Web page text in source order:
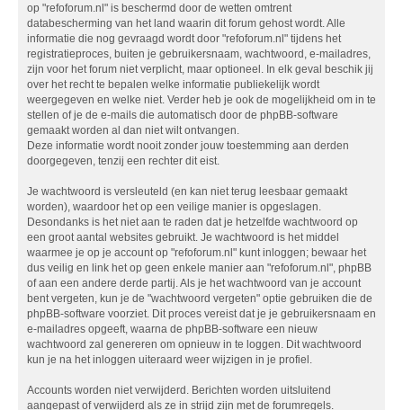
op "refoforum.nl" is beschermd door de wetten omtrent
databescherming van het land waarin dit forum gehost wordt. Alle
informatie die nog gevraagd wordt door "refoforum.nl" tijdens het
registratieproces, buiten je gebruikersnaam, wachtwoord, e-mailadres,
zijn voor het forum niet verplicht, maar optioneel. In elk geval beschik jij
over het recht te bepalen welke informatie publiekelijk wordt
weergegeven en welke niet. Verder heb je ook de mogelijkheid om in te
stellen of je de e-mails die automatisch door de phpBB-software
gemaakt worden al dan niet wilt ontvangen.
Deze informatie wordt nooit zonder jouw toestemming aan derden
doorgegeven, tenzij een rechter dit eist.
Je wachtwoord is versleuteld (en kan niet terug leesbaar gemaakt
worden), waardoor het op een veilige manier is opgeslagen.
Desondanks is het niet aan te raden dat je hetzelfde wachtwoord op
een groot aantal websites gebruikt. Je wachtwoord is het middel
waarmee je op je account op "refoforum.nl" kunt inloggen; bewaar het
dus veilig en link het op geen enkele manier aan "refoforum.nl", phpBB
of aan een andere derde partij. Als je het wachtwoord van je account
bent vergeten, kun je de "wachtwoord vergeten" optie gebruiken die de
phpBB-software voorziet. Dit proces vereist dat je je gebruikersnaam en
e-mailadres opgeeft, waarna de phpBB-software een nieuw
wachtwoord zal genereren om opnieuw in te loggen. Dit wachtwoord
kun je na het inloggen uiteraard weer wijzigen in je profiel.
Accounts worden niet verwijderd. Berichten worden uitsluitend
aangepast of verwijderd als ze in strijd zijn met de forumregels.